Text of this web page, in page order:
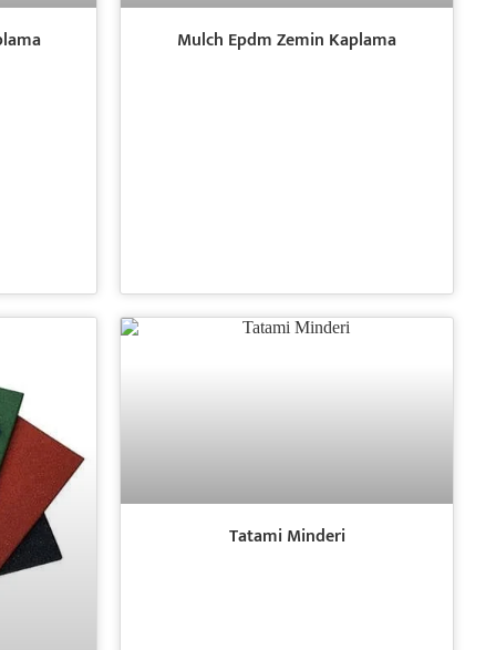
Mulch Epdm Zemin Kaplama
Tatami Minderi